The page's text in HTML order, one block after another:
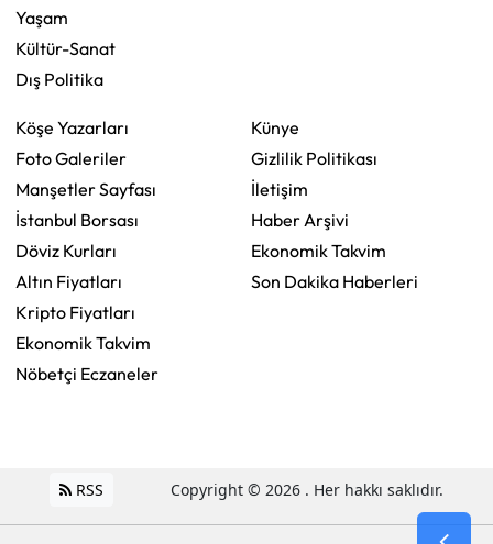
Yaşam
Kültür-Sanat
Dış Politika
Köşe Yazarları
Foto Galeriler
Manşetler Sayfası
İstanbul Borsası
Döviz Kurları
Altın Fiyatları
Kripto Fiyatları
Ekonomik Takvim
Nöbetçi Eczaneler
Künye
Gizlilik Politikası
İletişim
Haber Arşivi
Ekonomik Takvim
Son Dakika Haberleri
RSS Copyright © 2026 . Her hakkı saklıdır.